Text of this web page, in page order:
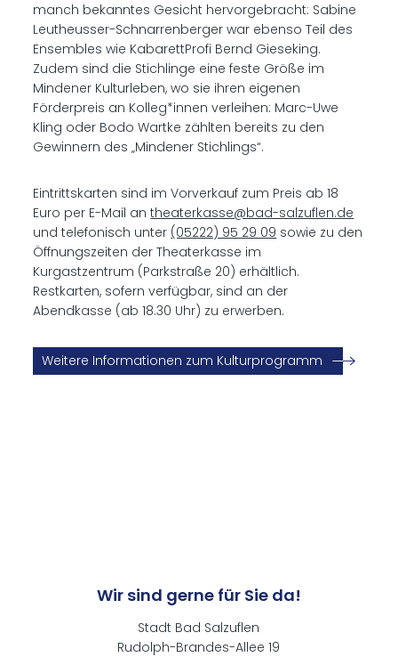
manch bekanntes Gesicht hervorgebracht: Sabine
Leutheusser-Schnarrenberger war ebenso Teil des
Ensembles wie KabarettProfi Bernd Gieseking.
Zudem sind die Stichlinge eine feste Größe im
Mindener Kulturleben, wo sie ihren eigenen
Förderpreis an Kolleg*innen verleihen: Marc-Uwe
Kling oder Bodo Wartke zählten bereits zu den
Gewinnern des „Mindener Stichlings“.
Eintrittskarten sind im Vorverkauf zum Preis ab 18
Euro per E-Mail antheaterkasse@bad-salzuflen.de
und telefonisch unter (05222) 95 29 09 sowie zu den
Öffnungszeiten der Theaterkasse im
Kurgastzentrum (Parkstraße 20) erhältlich.
Restkarten, sofern verfügbar, sind an der
Abendkasse (ab 18.30 Uhr) zu erwerben.
Weitere Informationen zum Kulturprogramm
Wir sind gerne für Sie da!
Stadt Bad Salzuflen
Rudolph-Brandes-Allee 19